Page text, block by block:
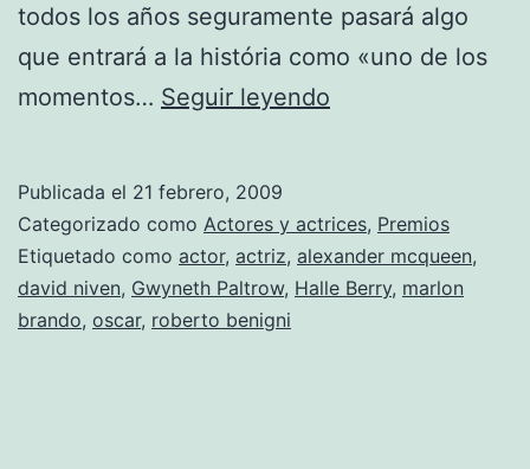
todos los años seguramente pasará algo
que entrará a la história como «uno de los
momentos… Seguir leyendo
de
las
galas
Publicada el 21 febrero, 2009
Categorizado como Actores y actrices, Premios
Etiquetado como actor, actriz, alexander mcqueen,
david niven, Gwyneth Paltrow, Halle Berry, marlon
brando, oscar, roberto benigni